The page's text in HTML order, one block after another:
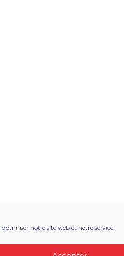
optimiser notre site web et notre service.